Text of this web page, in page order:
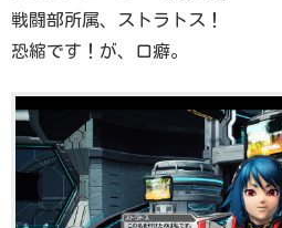
戦闘部所属、ストラトス！
恐縮です！が、口癖。